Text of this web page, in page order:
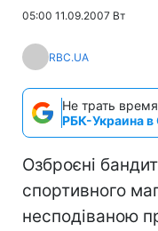
05:00 11.09.2007 Вт
RBC.UA
Не трать
РБК-Украина в
Озброєні
спортивного
несподіваною